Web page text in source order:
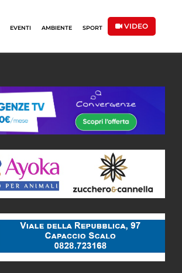
EVENTI AMBIENTE SPORT VIDEO